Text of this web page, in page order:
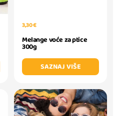
3,30 €
Melange voće za ptice
300g
SAZNAJ VIŠE